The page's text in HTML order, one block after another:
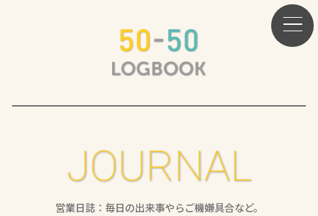
JOURNAL
営業日誌：毎日の出来事やらご機嫌具合など。